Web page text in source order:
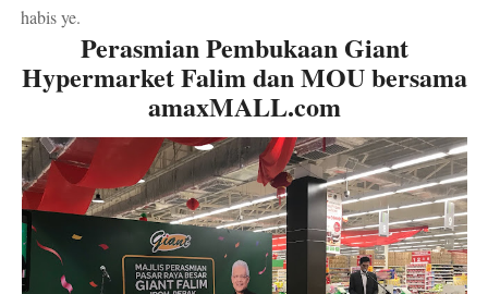
habis ye.
Perasmian Pembukaan Giant
Hypermarket Falim dan MOU bersama
amaxMALL.com